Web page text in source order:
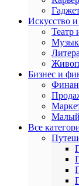
Искусство и
Театр
Бизнес и
Малый
Все